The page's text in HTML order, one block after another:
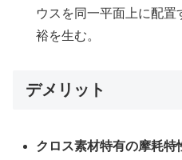
ウスを同一平面上に配
裕を生む。
デメリット
クロス素材特有の摩耗